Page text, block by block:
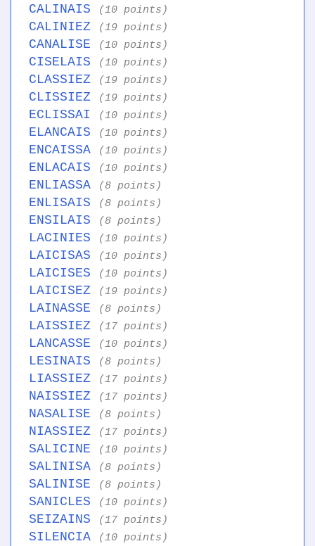
CALINAIS (10 points)
CALINIEZ (19 points)
CANALISE (10 points)
CISELAIS (10 points)
CLASSIEZ (19 points)
CLISSIEZ (19 points)
ECLISSAI (10 points)
ELANCAIS (10 points)
ENCAISSA (10 points)
ENLACAIS (10 points)
ENLIASSA (8 points)
ENLISAIS (8 points)
ENSILAIS (8 points)
LACINIES (10 points)
LAICISAS (10 points)
LAICISES (10 points)
LAICISEZ (19 points)
LAINASSE (8 points)
LAISSIEZ (17 points)
LANCASSE (10 points)
LESINAIS (8 points)
LIASSIEZ (17 points)
NAISSIEZ (17 points)
NASALISE (8 points)
NIASSIEZ (17 points)
SALICINE (10 points)
SALINISA (8 points)
SALINISE (8 points)
SANICLES (10 points)
SEIZAINS (17 points)
SILENCIA (10 points)